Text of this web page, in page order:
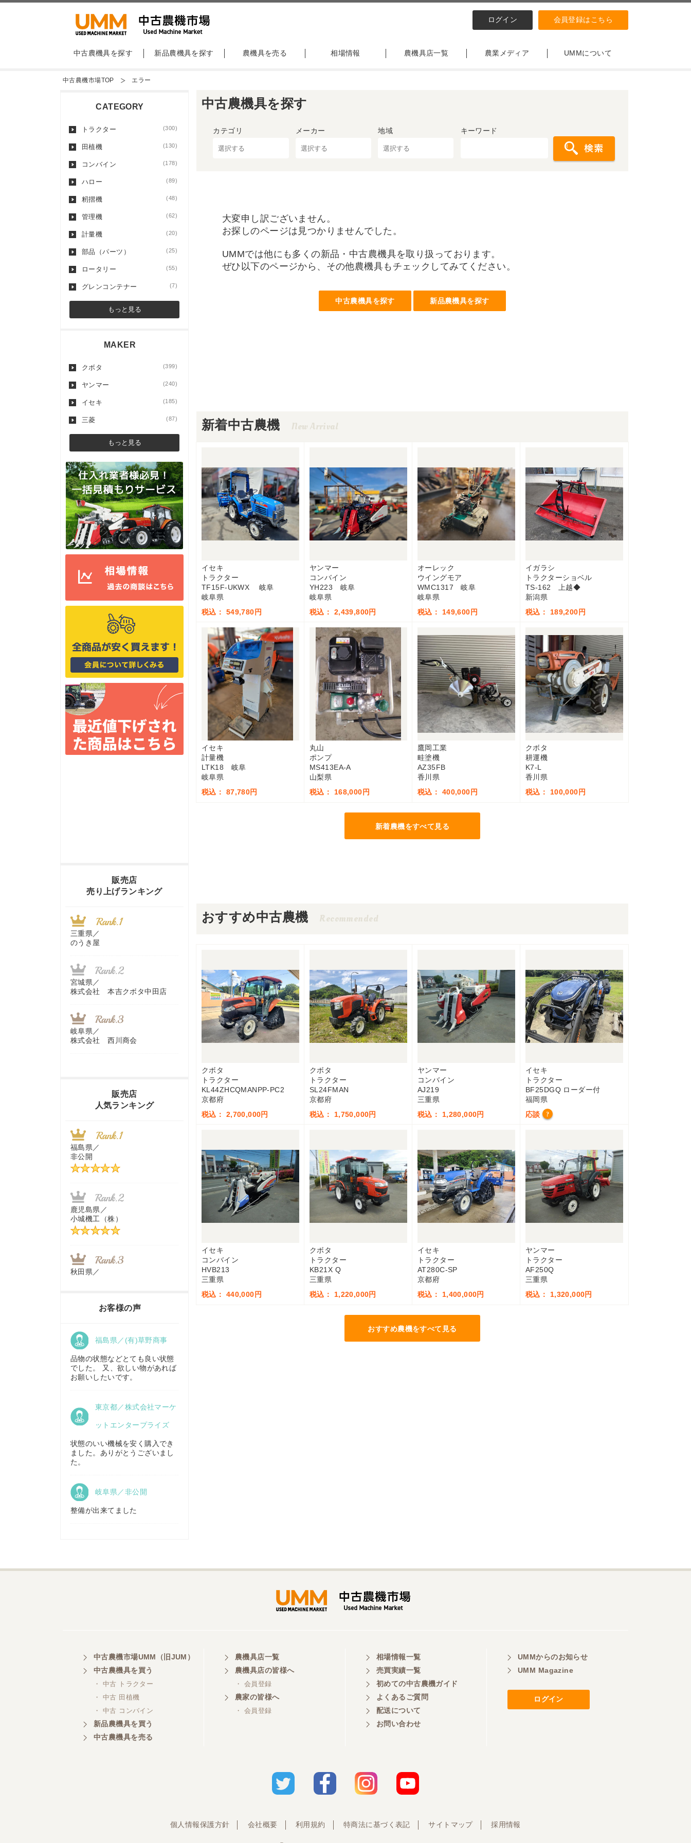
ログイン 会員登録はこちら
中古農機具を探す 新品農機具を探す 農機具を売る 相場情報 農機具店一覧 農業メディア UMMについて
中古農機市場TOP エラー
中古農機具を探す
カテゴリ メーカー 地域 キーワード
大変申し訳ございません。
お探しのページは見つかりませんでした。
UMMでは他にも多くの新品・中古農機具を取り扱っております。
ぜひ以下のページから、その他農機具もチェックしてみてください。
中古農機具を探す 新品農機具を探す
新着中古農機 New Arrival
イセキ
トラクター
TF15F-UKWX 岐阜
岐阜県
税込： 549,780円
ヤンマー
コンバイン
YH223 岐阜
岐阜県
税込： 2,439,800円
オーレック
ウイングモア
WMC1317 岐阜
岐阜県
税込： 149,600円
イガラシ
トラクターショベル
TS-162 上越◆
新潟県
税込： 189,200円
イセキ
計量機
LTK18 岐阜
岐阜県
税込： 87,780円
丸山
ポンプ
MS413EA-A
山梨県
税込： 168,000円
鷹岡工業
畦塗機
AZ35FB
香川県
税込： 400,000円
クボタ
耕運機
K7-L
香川県
税込： 100,000円
新着農機をすべて見る
おすすめ中古農機 Recommended
クボタ
トラクター
KL44ZHCQMANPP-PC2
京都府
税込： 2,700,000円
クボタ
トラクター
SL24FMAN
京都府
税込： 1,750,000円
ヤンマー
コンバイン
AJ219
三重県
税込： 1,280,000円
イセキ
トラクター
BF25DGQ ローダー付
福岡県
応談
?
イセキ
コンバイン
HVB213
三重県
税込： 440,000円
クボタ
トラクター
KB21X Q
三重県
税込： 1,220,000円
イセキ
トラクター
AT280C-SP
京都府
税込： 1,400,000円
ヤンマー
トラクター
AF250Q
三重県
税込： 1,320,000円
おすすめ農機をすべて見る
CATEGORY
トラクター (300)
田植機 (130)
コンバイン (178)
ハロー (89)
籾摺機 (48)
管理機 (62)
計量機 (20)
部品（パーツ） (25)
ロータリー (55)
グレンコンテナー (7)
もっと見る
MAKER
クボタ (399)
ヤンマー (240)
イセキ (185)
三菱 (87)
もっと見る
販売店
売り上げランキング
三重県／
のうき屋
宮城県／
株式会社 本吉クボタ中田店
岐阜県／
株式会社 西川商会
農機リンクス
山梨県／
株式会社 ヨダ兄弟商会
近江商事合同会社：「茨城中古
農建機販売」
ガワ農機商会）
東京都／
株式会社マーケットエンタープ
ライズ
秋田県／
TMKトレーディング株式会社
販売店
人気ランキング
福島県／
非公開
鹿児島県／
小城機工（株）
秋田県／
香川県／
農機リンクス
株式会社キリノ
福島県／
株式会社トミタモータース
株式会社 ケイ・エス・エンタ
ープライズ
お客様の声
福島県／(有)草野商事
品物の状態などとても良い状態
でした。 又、欲しい物があれば
お願いしたいです。
東京都／株式会社マーケ
ットエンタープライズ
状態のいい機械を安く購入でき
ました。ありがとうございまし
た。
岐阜県／非公開
整備が出来てました
中古農機市場UMM（旧JUM）
中古農機具を買う
・ 中古 トラクター
・ 中古 田植機
・ 中古 コンバイン
新品農機具を買う
中古農機具を売る
農機具店一覧
農機具店の皆様へ
・ 会員登録
農家の皆様へ
・ 会員登録
相場情報一覧
売買実績一覧
初めての中古農機ガイド
よくあるご質問
配送について
お問い合わせ
UMMからのお知らせ
UMM Magazine
ログイン
個人情報保護方針 会社概要 利用規約 特商法に基づく表記 サイトマップ 採用情報